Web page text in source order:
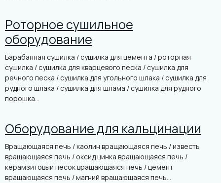
Роторное сушильное
оборудование
Барабанная сушилка / сушилка для цемента / роторная
сушилка / сушилка для кварцевого песка / сушилка для
речного песка / сушилка для угольного шлака / сушилка для
рудного шлака / сушилка для шлама / сушилка для рудного
порошка...
Оборудование для кальцинации
Вращающаяся печь / каолин вращающаяся печь / известь
вращающаяся печь / оксид цинка вращающаяся печь /
керамзитовый песок вращающаяся печь / цемент
вращающаяся печь / магний вращающаяся печь...